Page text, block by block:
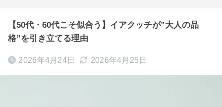
【50代・60代こそ似合う】イアクッチが”大人の品
格”を引き立てる理由
2026年4月24日 2026年4月25日